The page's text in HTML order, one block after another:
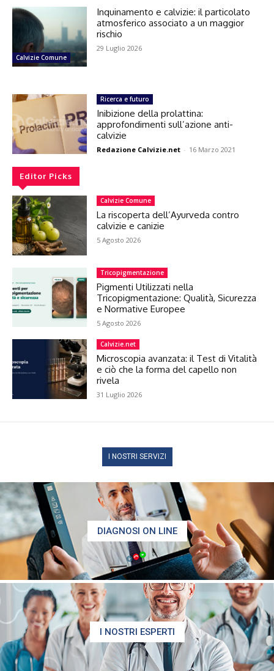
Calvizie Comune
Inquinamento e calvizie: il particolato
atmosferico associato a un maggior
rischio
29 Luglio 2026
Ricerca e futuro
Inibizione della prolattina:
approfondimenti sull’azione anti-
calvizie
Redazione Calvizie.net - 16 Marzo 2021
Editor Picks
Calvizie Comune
La riscoperta dell’Ayurveda contro
calvizie e canizie
5 Agosto 2026
Tricopigmentazione
Pigmenti Utilizzati nella
Tricopigmentazione: Qualità, Sicurezza
e Normative Europee
5 Agosto 2026
Calvizie.net
Microscopia avanzata: il Test di Vitalità
e ciò che la forma del capello non
rivela
31 Luglio 2026
I NOSTRI SERVIZI
DIAGNOSI ON LINE
I NOSTRI ESPERTI